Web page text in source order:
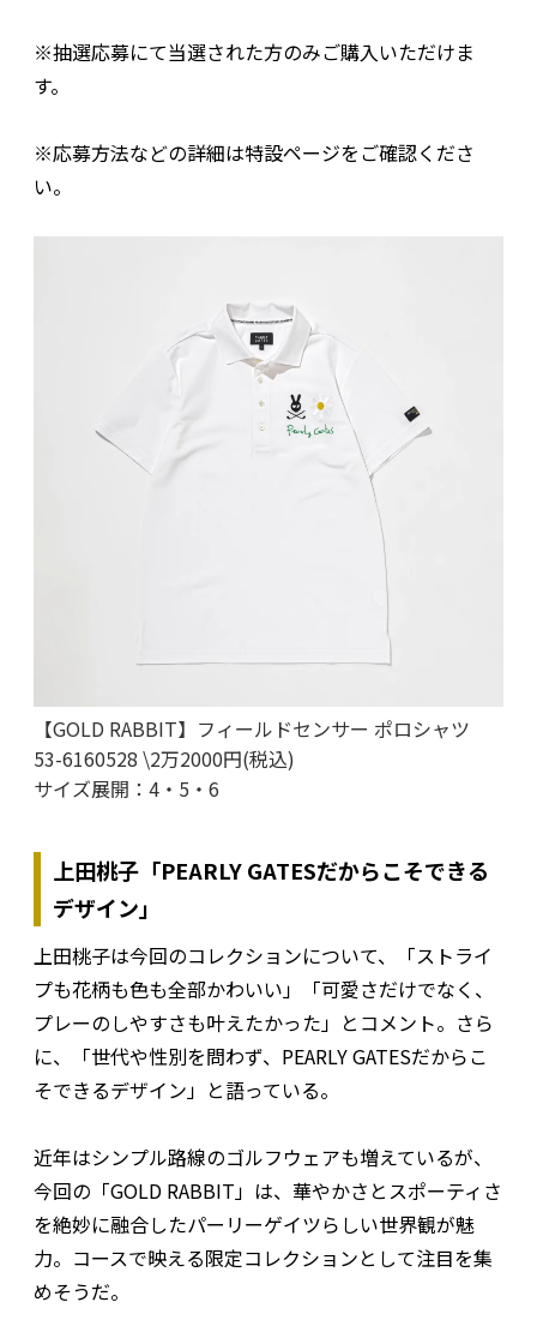
※抽選応募にて当選された方のみご購入いただけま
す。
※応募方法などの詳細は特設ページをご確認くださ
い。
【GOLD RABBIT】フィールドセンサー ポロシャツ
53-6160528 \2万2000円(税込)
サイズ展開：4・5・6
上田桃子「PEARLY GATESだからこそできる
デザイン」
上田桃子は今回のコレクションについて、「ストライ
プも花柄も色も全部かわいい」「可愛さだけでなく、
プレーのしやすさも叶えたかった」とコメント。さら
に、「世代や性別を問わず、PEARLY GATESだからこ
そできるデザイン」と語っている。
近年はシンプル路線のゴルフウェアも増えているが、
今回の「GOLD RABBIT」は、華やかさとスポーティさ
を絶妙に融合したパーリーゲイツらしい世界観が魅
力。コースで映える限定コレクションとして注目を集
めそうだ。